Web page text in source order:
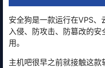
安全狗是一款运行在VPS
入侵、防攻击、防篡改的
用。
主机吧很早之前就接触这款